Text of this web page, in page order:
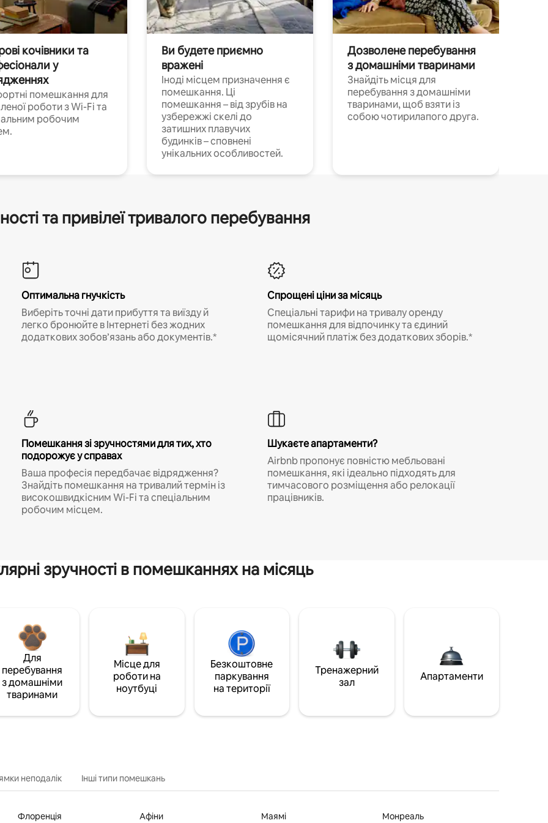
кочівники та
у
помешкання для
роботи з Wi-Fi та
робочим
Ви будете приємно
вражені
Іноді місцем призначення є
помешкання. Ці
помешкання – від зрубів на
узбережжі скелі до
затишних плавучих
будинків – сповнені
унікальних особливостей.
Дозволене перебування
з домашніми тваринами
Знайдіть місця для
перебування з домашніми
тваринами, щоб взяти із
собою чотирилапого друга.
та привілеї тривалого перебування
Оптимальна гнучкість
Виберіть точні дати прибуття та виїзду й
легко бронюйте в Інтернеті без жодних
додаткових зобов’язань або документів.*
Спрощені ціни за місяць
Спеціальні тарифи на тривалу оренду
помешкання для відпочинку та єдиний
щомісячний платіж без додаткових зборів.*
Помешкання зі зручностями для тих, хто
подорожує у справах
Ваша професія передбачає відрядження?
Знайдіть помешкання на тривалий термін із
високошвидкісним Wi-Fi та спеціальним
робочим місцем.
Шукаєте апартаменти?
Airbnb пропонує повністю мебльовані
помешкання, які ідеально підходять для
тимчасового розміщення або релокації
працівників.
зручності в помешканнях на місяць
Для
перебування
з домашніми
тваринами
Місце для
роботи на
ноутбуці
Безкоштовне
паркування
на території
Тренажерний
зал
Апартаменти
неподалік Інші типи помешкань
Флоренція
Афіни
Маямі
Монреаль